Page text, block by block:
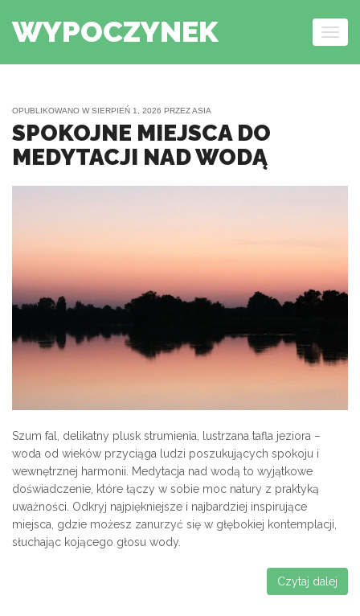
WYPOCZYNEK
OPUBLIKOWANO WSIERPIEŃ 1, 2026 PRZEZASIA
SPOKOJNE MIEJSCA DO
MEDYTACJI NAD WODĄ
Szum fal, delikatny plusk strumienia, lustrzana tafla jeziora –
woda od wieków przyciąga ludzi poszukujących spokoju i
wewnętrznej harmonii. Medytacja nad wodą to wyjątkowe
doświadczenie, które łączy w sobie moc natury z praktyką
uważności. Odkryj najpiękniejsze i najbardziej inspirujące
miejsca, gdzie możesz zanurzyć się w głębokiej kontemplacji,
słuchając kojącego głosu wody.
Czytaj dalej